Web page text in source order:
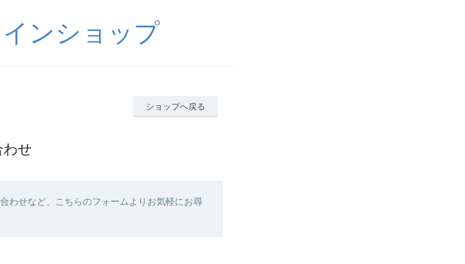
ンショップ
ショップへ戻る
わせ
わせなど、こちらのフォームよりお気軽にお尋